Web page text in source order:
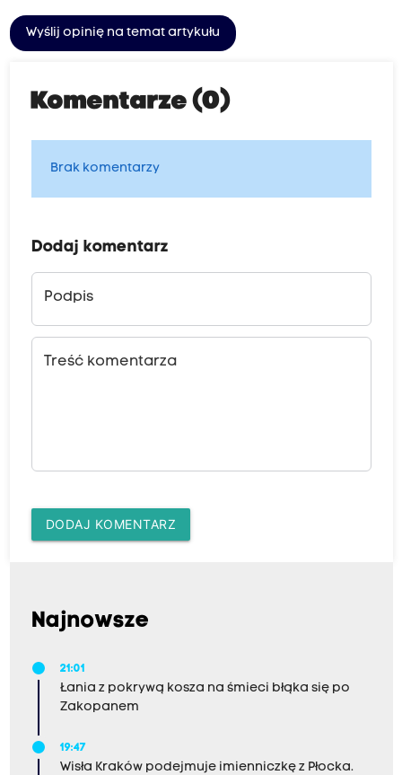
Wyślij opinię na temat artykułu
Komentarze (0)
Brak komentarzy
Dodaj komentarz
Podpis
Treść komentarza
DODAJ KOMENTARZ
Najnowsze
21:01
Łania z pokrywą kosza na śmieci błąka się po
Zakopanem
19:47
Wisła Kraków podejmuje imienniczkę z Płocka.